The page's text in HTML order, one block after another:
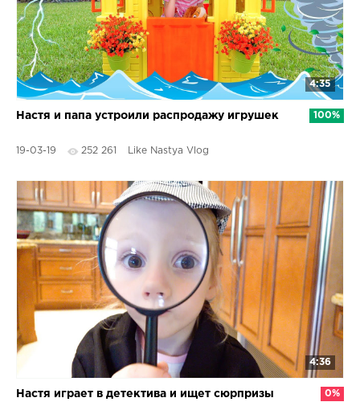
4:35
Настя и папа устроили распродажу игрушек
19-03-19 252 261 Like Nastya Vlog
100%
4:36
Настя играет в детектива и ищет сюрпризы 0%